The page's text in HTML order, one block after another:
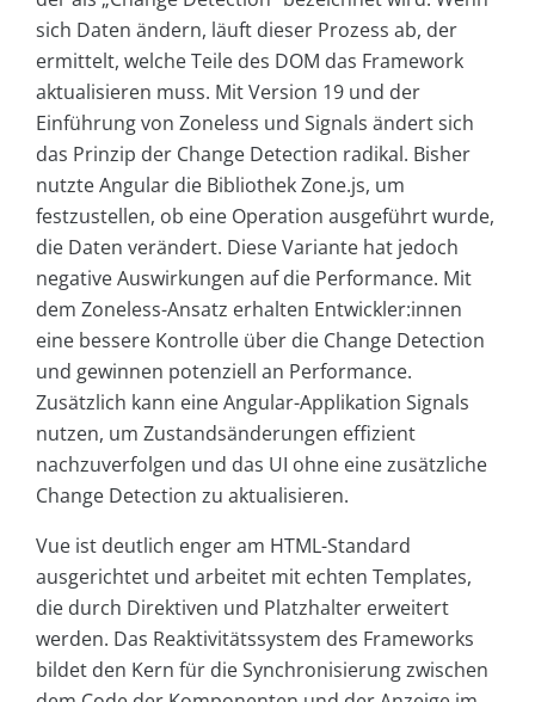
sich Daten ändern, läuft dieser Prozess ab, der
ermittelt, welche Teile des DOM das Framework
aktualisieren muss. Mit Version 19 und der
Einführung von Zoneless und Signals ändert sich
das Prinzip der Change Detection radikal. Bisher
nutzte Angular die Bibliothek Zone.js, um
festzustellen, ob eine Operation ausgeführt wurde,
die Daten verändert. Diese Variante hat jedoch
negative Auswirkungen auf die Performance. Mit
dem Zoneless-Ansatz erhalten Entwickler:innen
eine bessere Kontrolle über die Change Detection
und gewinnen potenziell an Performance.
Zusätzlich kann eine Angular-Applikation Signals
nutzen, um Zustandsänderungen effizient
nachzuverfolgen und das UI ohne eine zusätzliche
Change Detection zu aktualisieren.
Vue ist deutlich enger am HTML-Standard
ausgerichtet und arbeitet mit echten Templates,
die durch Direktiven und Platzhalter erweitert
werden. Das Reaktivitätssystem des Frameworks
bildet den Kern für die Synchronisierung zwischen